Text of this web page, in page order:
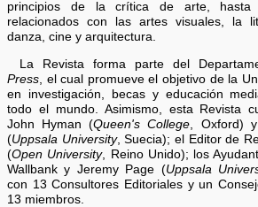
principios de la crítica de arte, hasta
relacionados con las artes visuales, la
danza, cine y arquitectura.
La Revista forma parte del
Press , el cual promueve el objetivo de la
en investigación, becas y educación
todo el mundo. Asimismo, esta Revista
John Hyman (Queen's College , Oxford)
(Uppsala University, Suecia); el Editor de
(Open University, Reino Unido); los
Wallbank y Jeremy Page (Uppsala
con 13 Consultores Editoriales y un
13 miembros.